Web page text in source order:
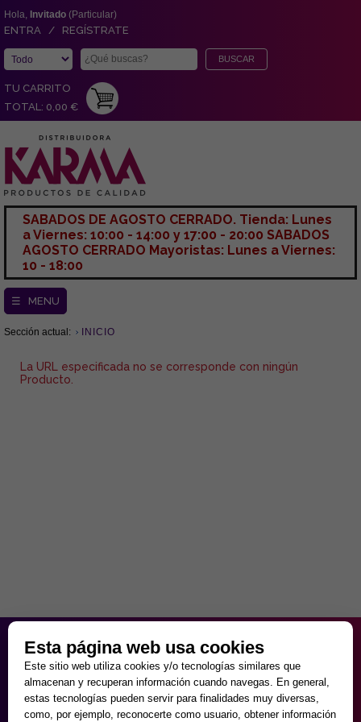
Hola, Invitado (Particular)
ENTRA / REGÍSTRATE
TU CARRITO
TOTAL: 0,00 €
SABADOS DE AGOSTO CERRADO. Tienda: Lunes
a Viernes: 10:00 - 14:00 y 17:00 - 20:00 SABADOS
AGOSTO CERRADO Mayoristas: Lunes a Viernes:
10 - 18:00
☰ MENU
Sección actual: INICIO
La URL especificada no se corresponde con ningún
Producto.
de Lunes a Viernes
9:30 - 20:00
Sábados
10:00 - 14:00 y 17:00 - 20:00
Domingos cerrado.
Esta página web usa cookies
Este sitio web utiliza cookies y/o tecnologías similares que
almacenan y recuperan información cuando navegas. En general,
estas tecnologías pueden servir para finalidades muy diversas,
como, por ejemplo, reconocerte como usuario, obtener información